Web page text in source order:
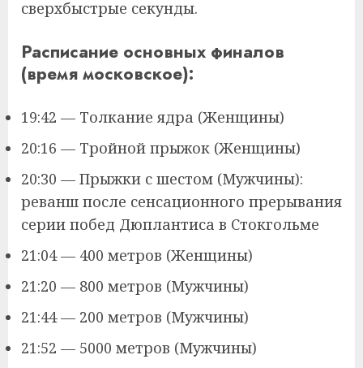
сверхбыстрые секунды.
Расписание основных финалов
(время московское):
19:42 — Толкание ядра (Женщины)
20:16 — Тройной прыжок (Женщины)
20:30 — Прыжки с шестом (Мужчины):
реванш после сенсационного прерывания
серии побед Дюплантиса в Стокгольме
21:04 — 400 метров (Женщины)
21:20 — 800 метров (Мужчины)
21:44 — 200 метров (Мужчины)
21:52 — 5000 метров (Мужчины)